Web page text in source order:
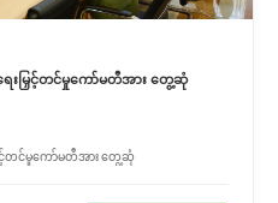
ေးမြှင့်တင်မှုကော်မတီအား တွေ့ဆုံ
င့်တင်မှုကော်မတီအား တွေ့ဆုံ